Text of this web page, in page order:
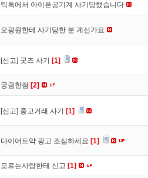
틱톡에서 아이폰공기계 사기당했습니다
오광원한테 사기당한 분 계신가요
[신고] 굿즈 사기 [1]
궁금한점 [2]
[신고] 중고거래 사기 [1]
다이어트약 광고 조심하세요 [1]
모르는사람한테 신고 [1]